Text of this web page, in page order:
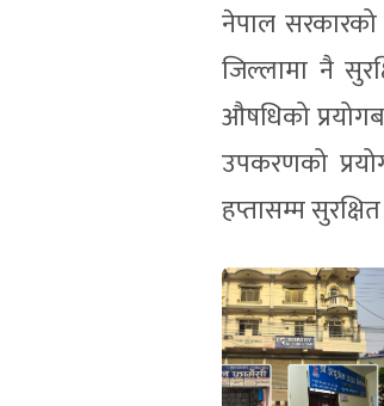
नेपाल सरकारको
जिल्लामा नै
औषधिको
उपकरणको
हप्तासम्म